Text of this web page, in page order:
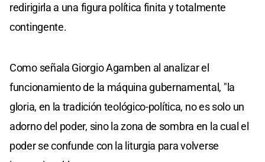
redirigirla a una figura política finita y totalmente
contingente.
Como señala Giorgio Agamben al analizar el
funcionamiento de la máquina gubernamental, "la
gloria, en la tradición teológico-política, no es solo un
adorno del poder, sino la zona de sombra en la cual el
poder se confunde con la liturgia para volverse